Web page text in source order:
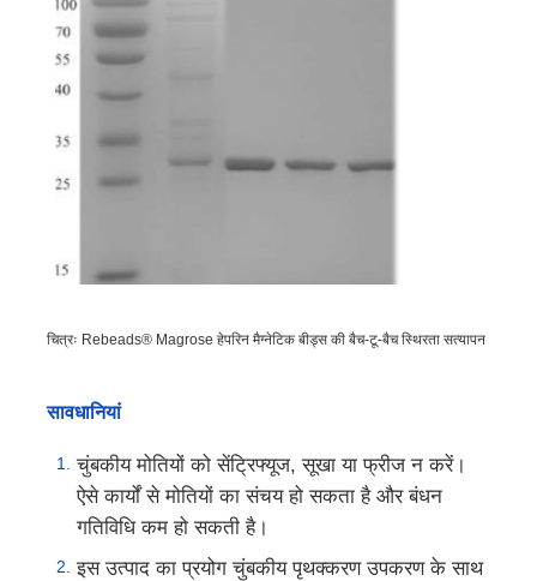
एनजीएस चुंबकीय मोती
सेल सॉर्टिंग चुंबकीय मोती
चुंबकीय मोती प्रोटीन शुद्धिकरण
स्वचालित उपकरण और उपभोग्य सामग्रियाँ
चित्रः Rebeads® Magrose हेपरिन मैग्नेटिक बीड्स की बैच-टू-बैच स्थिरता सत्यापन
सावधानियां
चुंबकीय मोतियों को सेंट्रिफ्यूज, सूखा या फ्रीज न करें।
ऐसे कार्यों से मोतियों का संचय हो सकता है और बंधन
गतिविधि कम हो सकती है।
इस उत्पाद का प्रयोग चुंबकीय पृथक्करण उपकरण के साथ